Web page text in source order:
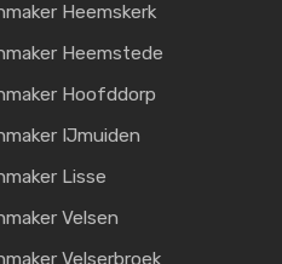
Heemskerk
Heemstede
Hoofddorp
IJmuiden
Lisse
Velsen
Velserbroek